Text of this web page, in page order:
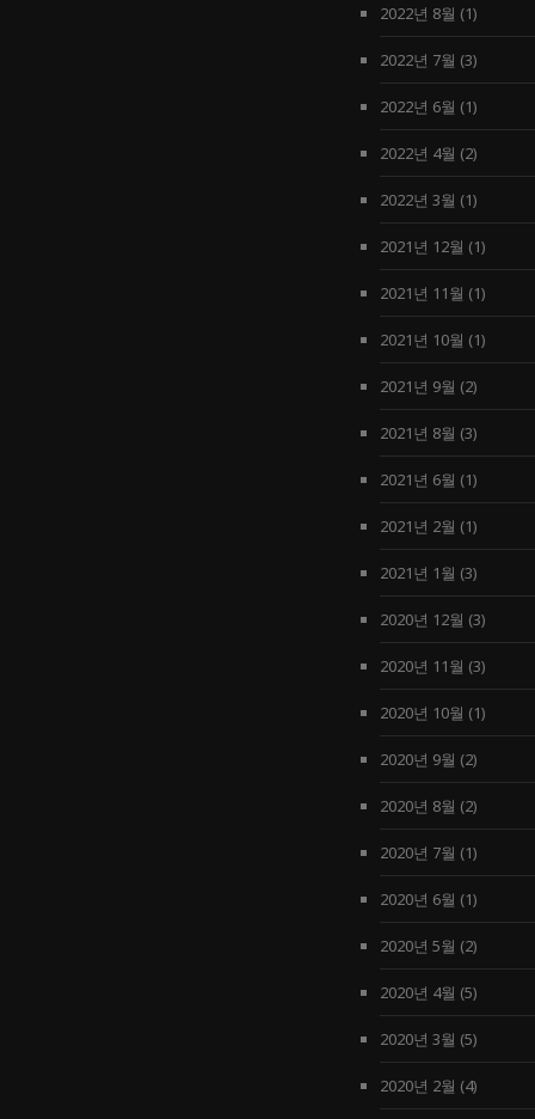
2022년 8월 (1)
2022년 7월 (3)
2022년 6월 (1)
2022년 4월 (2)
2022년 3월 (1)
2021년 12월 (1)
2021년 11월 (1)
2021년 10월 (1)
2021년 9월 (2)
2021년 8월 (3)
2021년 6월 (1)
2021년 2월 (1)
2021년 1월 (3)
2020년 12월 (3)
2020년 11월 (3)
2020년 10월 (1)
2020년 9월 (2)
2020년 8월 (2)
2020년 7월 (1)
2020년 6월 (1)
2020년 5월 (2)
2020년 4월 (5)
2020년 3월 (5)
2020년 2월 (4)